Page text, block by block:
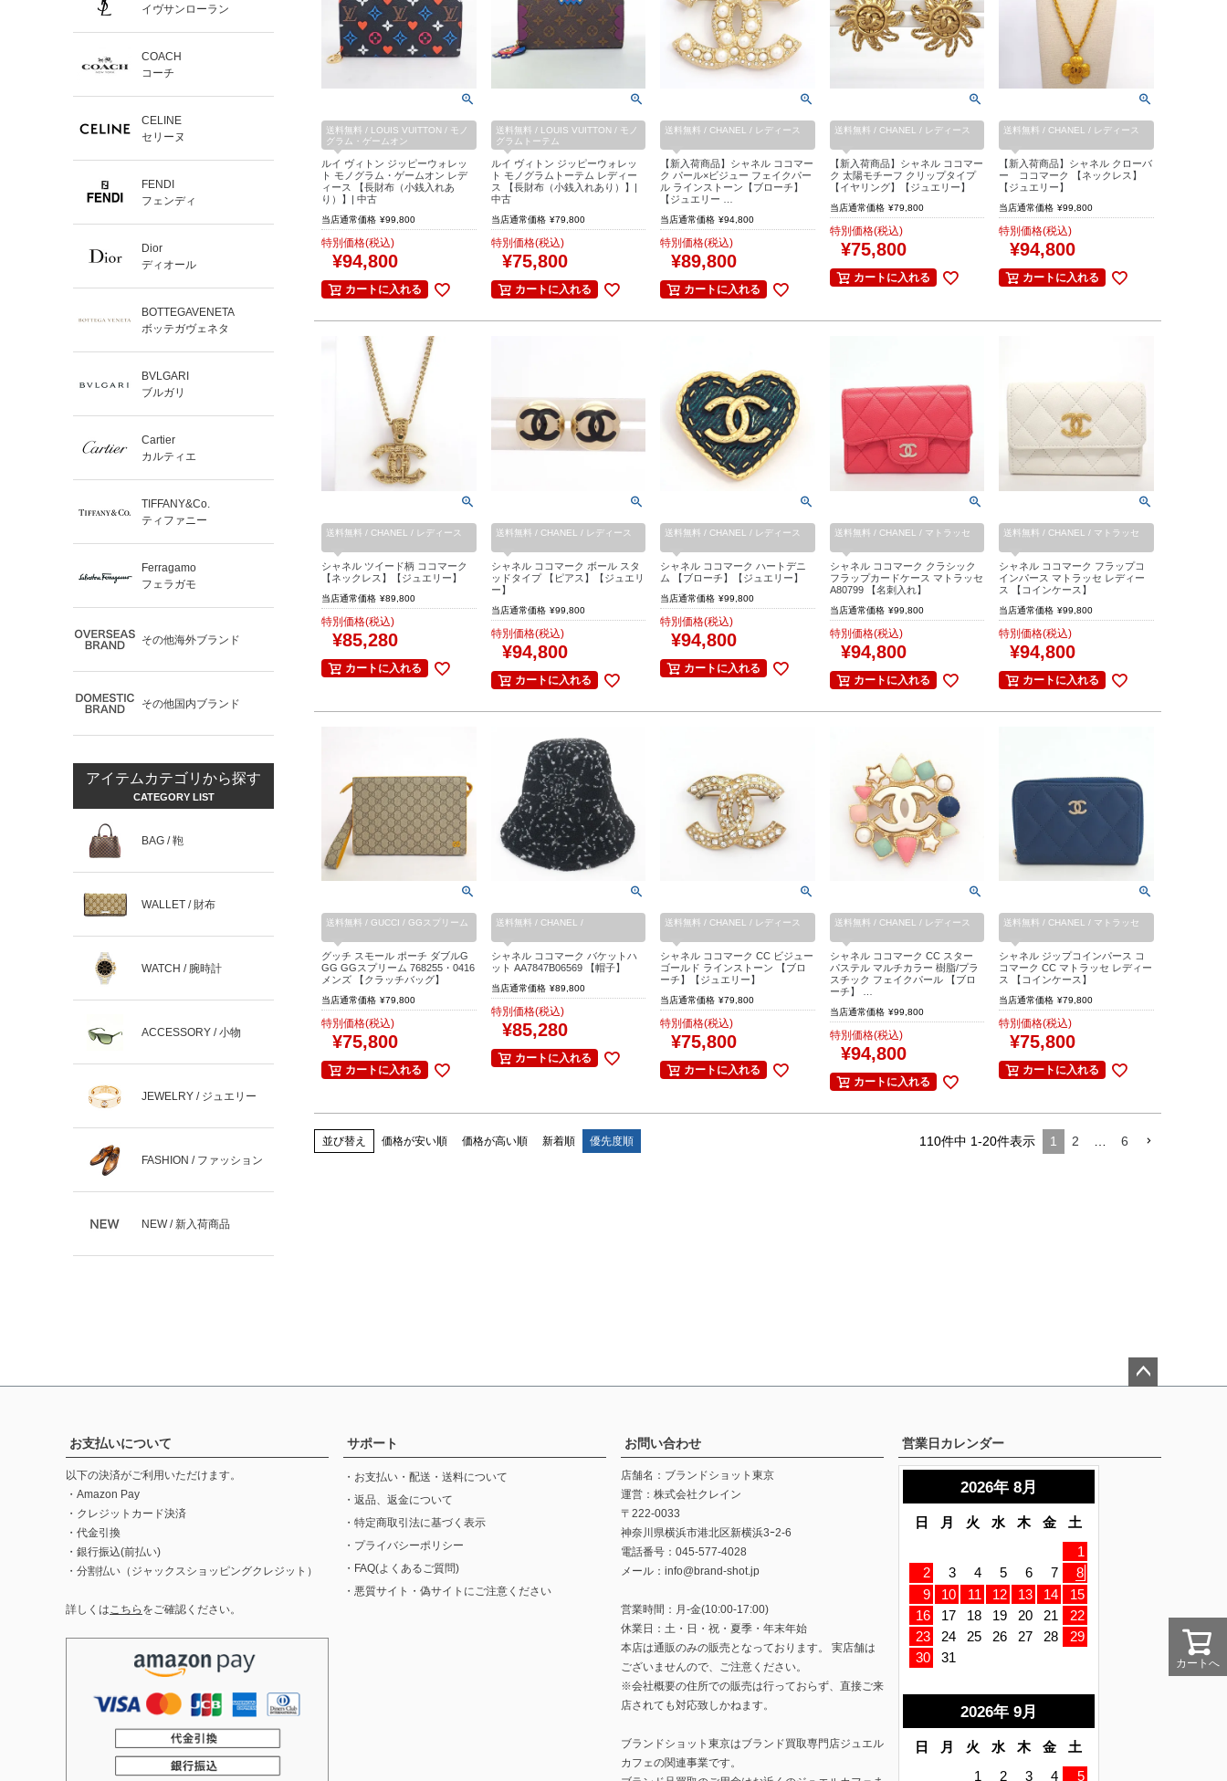
イヴサンローラン
COACH
コーチ
CELINE
セリーヌ
FENDI
フェンディ
Dior
ディオール
BOTTEGAVENETA
ボッテガヴェネタ
BVLGARI
ブルガリ
Cartier
カルティエ
TIFFANY&Co.
ティファニー
Ferragamo
フェラガモ
その他海外ブランド
その他国内ブランド
アイテムカテゴリから探す
CATEGORY LIST
BAG / 鞄
WALLET / 財布
WATCH / 腕時計
ACCESSORY / 小物
JEWELRY / ジュエリー
FASHION / ファッション
NEW / 新入荷商品
送料無料 / LOUIS VUITTON / モノ
グラム・ゲームオン
ルイ ヴィトン ジッピーウォレッ
ト モノグラム・ゲームオン レデ
ィース 【長財布（小銭入れあ
り）】| 中古
当店通常価格 ¥99,800
特別価格(税込)
¥94,800
カートに入れる
送料無料 / LOUIS VUITTON / モノ
グラムトーテム
ルイ ヴィトン ジッピーウォレッ
ト モノグラムトーテム レディー
ス 【長財布（小銭入れあり）】|
中古
当店通常価格 ¥79,800
特別価格(税込)
¥75,800
カートに入れる
送料無料 / CHANEL / レディース
【新入荷商品】シャネル ココマー
ク パール×ビジュー フェイクパー
ル ラインストーン【ブローチ】
【ジュエリー …
当店通常価格 ¥94,800
特別価格(税込)
¥89,800
カートに入れる
送料無料 / CHANEL / レディース
【新入荷商品】シャネル ココマー
ク 太陽モチーフ クリップタイプ
【イヤリング】【ジュエリー】
当店通常価格 ¥79,800
特別価格(税込)
¥75,800
カートに入れる
送料無料 / CHANEL / レディース
【新入荷商品】シャネル クローバ
ー ココマーク 【ネックレス】
【ジュエリー】
当店通常価格 ¥99,800
特別価格(税込)
¥94,800
カートに入れる
送料無料 / CHANEL / レディース
シャネル ツイード柄 ココマーク
【ネックレス】【ジュエリー】
当店通常価格 ¥89,800
特別価格(税込)
¥85,280
カートに入れる
送料無料 / CHANEL / レディース
シャネル ココマーク ボール スタ
ッドタイプ 【ピアス】【ジュエリ
ー】
当店通常価格 ¥99,800
特別価格(税込)
¥94,800
カートに入れる
送料無料 / CHANEL / レディース
シャネル ココマーク ハートデニ
ム 【ブローチ】【ジュエリー】
当店通常価格 ¥99,800
特別価格(税込)
¥94,800
カートに入れる
送料無料 / CHANEL / マトラッセ
シャネル ココマーク クラシック
フラップカードケース マトラッセ
A80799 【名刺入れ】
当店通常価格 ¥99,800
特別価格(税込)
¥94,800
カートに入れる
送料無料 / CHANEL / マトラッセ
シャネル ココマーク フラップコ
インパース マトラッセ レディー
ス 【コインケース】
当店通常価格 ¥99,800
特別価格(税込)
¥94,800
カートに入れる
送料無料 / GUCCI / GGスプリーム
グッチ スモール ポーチ ダブルG
GG GGスプリーム 768255・0416
メンズ 【クラッチバッグ】
当店通常価格 ¥79,800
特別価格(税込)
¥75,800
カートに入れる
送料無料 / CHANEL /
シャネル ココマーク バケットハ
ット AA7847B06569 【帽子】
当店通常価格 ¥89,800
特別価格(税込)
¥85,280
カートに入れる
送料無料 / CHANEL / レディース
シャネル ココマーク CC ビジュー
ゴールド ラインストーン 【ブロ
ーチ】【ジュエリー】
当店通常価格 ¥79,800
特別価格(税込)
¥75,800
カートに入れる
送料無料 / CHANEL / レディース
シャネル ココマーク CC スター
パステル マルチカラー 樹脂/プラ
スチック フェイクパール 【ブロ
ーチ】 …
当店通常価格 ¥99,800
特別価格(税込)
¥94,800
カートに入れる
送料無料 / CHANEL / マトラッセ
シャネル ジップコインパース コ
コマーク CC マトラッセ レディー
ス 【コインケース】
当店通常価格 ¥79,800
特別価格(税込)
¥75,800
カートに入れる
並び替え 価格が安い順 価格が高い順 新着順 優先度順 110件中 1-20件表示 1 2 6
カートへ
へ
お支払いについて
以下の決済がご利用いただけます。
・Amazon Pay
・クレジットカード決済
・代金引換
・銀行振込(前払い)
・分割払い（ジャックスショッピングクレジット）
詳しくはこちら をご確認ください。
サポート
・お支払い・配送・送料について
・返品、返金について
・特定商取引法に基づく表示
・プライバシーポリシー
・FAQ(よくあるご質問)
・悪質サイト・偽サイトにご注意ください
お問い合わせ
店舗名：ブランドショット東京
運営：株式会社クレイン
〒222-0033
神奈川県横浜市港北区新横浜3ｰ2-6
電話番号：045-577-4028
メール：info@brand-shot.jp
営業時間：月-金(10:00-17:00)
休業日：土・日・祝・夏季・年末年始
本店は通販のみの販売となっております。 実店舗は
ございませんので、ご注意ください。
※会社概要の住所での販売は行っておらず、直接ご来
店されても対応致しかねます。
ブランドショット東京はブランド買取専門店ジュエル
カフェの関連事業です。
営業日カレンダー